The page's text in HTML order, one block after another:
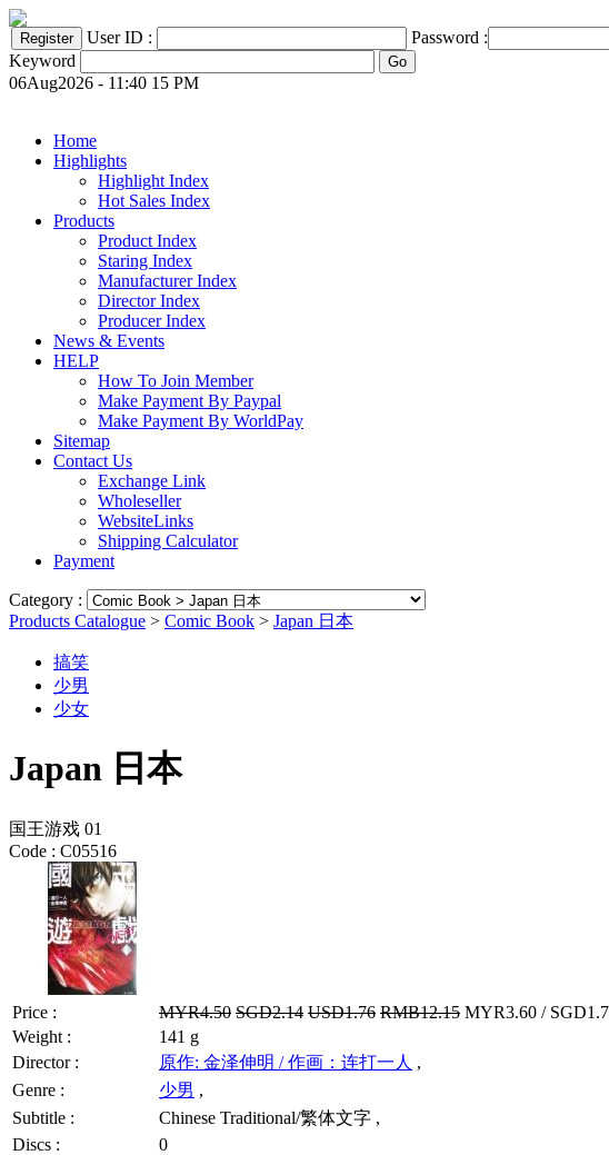
User ID :
Password :
Keyword
06Aug2026 - 11:40 15 PM
Home
Highlights
Highlight Index
Hot Sales Index
Products
Product Index
Staring Index
Manufacturer Index
Director Index
Producer Index
News & Events
HELP
How To Join Member
Make Payment By Paypal
Make Payment By WorldPay
Sitemap
Contact Us
Exchange Link
Wholeseller
WebsiteLinks
Shipping Calculator
Payment
Category :
Products Catalogue > Comic Book > Japan 日本
搞笑
少男
少女
Japan 日本
国王游戏 01
Code : C05516
Price : MYR4.50 SGD2.14 USD1.76 RMB12.15 MYR3.60 /
Weight :
141 g
Director :
原作: 金泽伸明 / 作画：连打一人 ,
Genre :
少男 ,
Subtitle :
Chinese Traditional/繁体文字 ,
Discs :
0